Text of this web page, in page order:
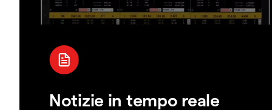
Notizie in tempo reale